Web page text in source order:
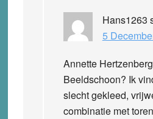
Hans1263
5
Annette
Beeldschoon? Ik
slecht gekleed,
combinatie met